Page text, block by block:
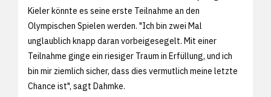
Kieler könnte es seine erste Teilnahme an den
Olympischen Spielen werden. "Ich bin zwei Mal
unglaublich knapp daran vorbeigesegelt. Mit einer
Teilnahme ginge ein riesiger Traum in Erfüllung, und ich
bin mir ziemlich sicher, dass dies vermutlich meine letzte
Chance ist", sagt Dahmke.